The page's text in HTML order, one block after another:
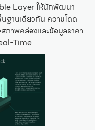
Layer ให้นักพัฒนา
ฐานเดียวกัน ความโดด
ภาพคล่องและข้อมูลราคา
Time